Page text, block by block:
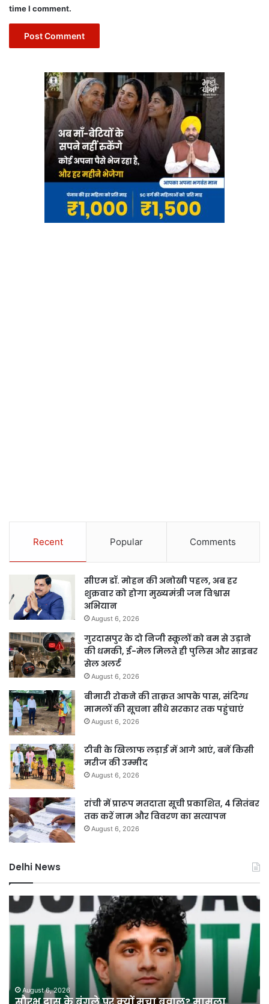
time I comment.
Recent Popular Comments
सीएम डॉ. मोहन की अनोखी पहल, अब हर
शुक्रवार को होगा मुख्यमंत्री जन विश्वास
अभियान
August 6, 2026
गुरदासपुर के दो निजी स्कूलों को बम से उड़ाने
की धमकी, ई-मेल मिलते ही पुलिस और साइबर
सेल अलर्ट
August 6, 2026
बीमारी रोकने की ताक़त आपके पास, संदिग्ध
मामलों की सूचना सीधे सरकार तक पहुंचाएं
August 6, 2026
टीबी के खिलाफ लड़ाई में आगे आएं, बनें किसी
मरीज की उम्मीद
August 6, 2026
रांची में प्रारूप मतदाता सूची प्रकाशित, 4 सितंबर
तक करें नाम और विवरण का सत्यापन
August 6, 2026
Delhi News
सौरभ
दास
के
बवाल?August 6, 2026